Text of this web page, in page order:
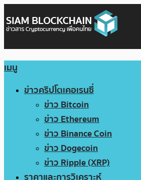
เมนู
ข่าวคริปโตเคอเรนซี่
ข่าว Bitcoin
ข่าว Ethereum
ข่าว Binance Coin
ข่าว Dogecoin
ข่าว Ripple (XRP)